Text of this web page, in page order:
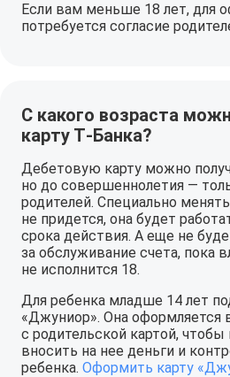
Если вам меньше 18 лет, для
потребуется согласие
С какого возраста
карту Т‑Банка?
Дебетовую карту можно
но до совершеннолетия —
родителей. Специально
не придется, она будет
срока действия. А еще не
за обслуживание счета, пока
не исполнится 18.
Для ребенка младше 14 лет
«Джуниор». Она оформляется
с родительской картой,
вносить на нее деньги и
ребенка. Оформить карту